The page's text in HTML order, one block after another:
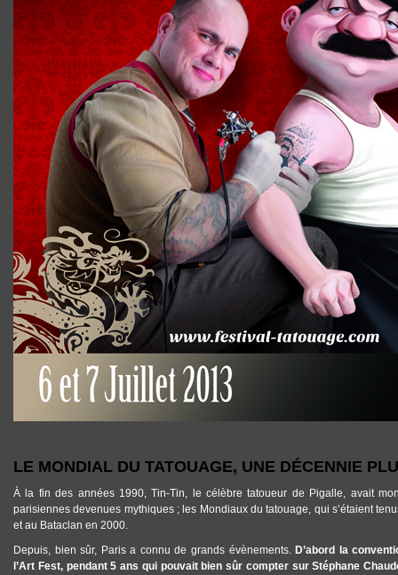
LE MONDIAL DU TATOUAGE, UNE DÉCENNIE
À la fin des années 1990, Tin-Tin, le célèbre tatoueur de Pigalle, avait
parisiennes devenues mythiques ; les Mondiaux du tatouage, qui s’étaient
et au Bataclan en 2000.
Depuis, bien sûr, Paris a connu de grands évènements. D’abord la
l’Art Fest, pendant 5 ans qui pouvait bien sûr compter sur Stéphane